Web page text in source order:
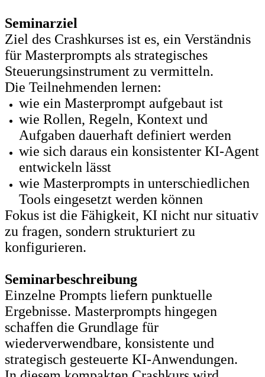
Seminarziel
Ziel des Crashkurses ist es, ein Verständnis
für Masterprompts als strategisches
Steuerungsinstrument zu vermitteln.
Die Teilnehmenden lernen:
wie ein Masterprompt aufgebaut ist
wie Rollen, Regeln, Kontext und
Aufgaben dauerhaft definiert werden
wie sich daraus ein konsistenter KI-Agent
entwickeln lässt
wie Masterprompts in unterschiedlichen
Tools eingesetzt werden können
Fokus ist die Fähigkeit, KI nicht nur situativ
zu fragen, sondern strukturiert zu
konfigurieren.
Seminarbeschreibung
Einzelne Prompts liefern punktuelle
Ergebnisse. Masterprompts hingegen
schaffen die Grundlage für
wiederverwendbare, konsistente und
strategisch gesteuerte KI-Anwendungen.